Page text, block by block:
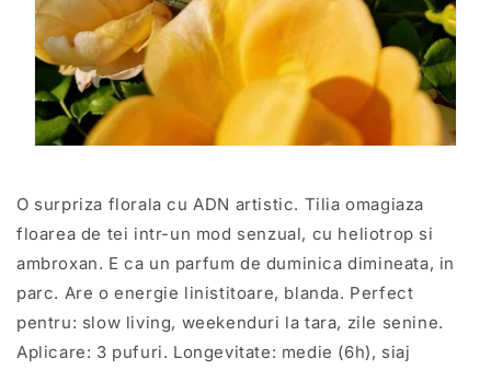
O surpriza florala cu ADN artistic. Tilia omagiaza
floarea de tei intr-un mod senzual, cu heliotrop si
ambroxan. E ca un parfum de duminica dimineata, in
parc. Are o energie linistitoare, blanda. Perfect
pentru: slow living, weekenduri la tara, zile senine.
Aplicare: 3 pufuri. Longevitate: medie (6h), siaj